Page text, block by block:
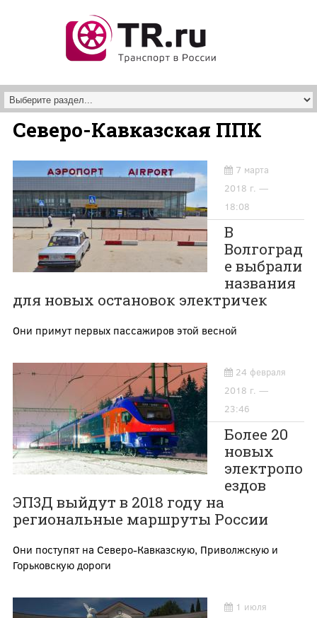
Северо-Кавказская ППК
7 марта
2018 г. —
18:08
В
Волгоград
е выбрали
названия
для новых остановок электричек
Они примут первых пассажиров этой весной
24 февраля
2018 г. —
23:46
Более 20
новых
электропо
ездов
ЭП3Д выйдут в 2018 году на
региональные маршруты России
Они поступят на Северо-Кавказскую, Приволжскую и
Горьковскую дороги
1 июля